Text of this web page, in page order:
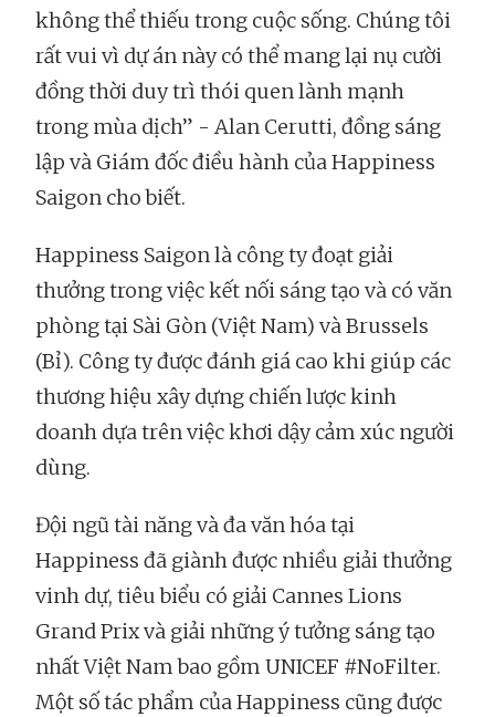
không thể thiếu trong cuộc sống. Chúng tôi
rất vui vì dự án này có thể mang lại nụ cười
đồng thời duy trì thói quen lành mạnh
trong mùa dịch” - Alan Cerutti, đồng sáng
lập và Giám đốc điều hành của Happiness
Saigon cho biết.
Happiness Saigon là công ty đoạt giải
thưởng trong việc kết nối sáng tạo và có văn
phòng tại Sài Gòn (Việt Nam) và Brussels
(Bỉ). Công ty được đánh giá cao khi giúp các
thương hiệu xây dựng chiến lược kinh
doanh dựa trên việc khơi dậy cảm xúc người
dùng.
Đội ngũ tài năng và đa văn hóa tại
Happiness đã giành được nhiều giải thưởng
vinh dự, tiêu biểu có giải Cannes Lions
Grand Prix và giải những ý tưởng sáng tạo
nhất Việt Nam bao gồm UNICEF #NoFilter.
Một số tác phẩm của Happiness cũng được